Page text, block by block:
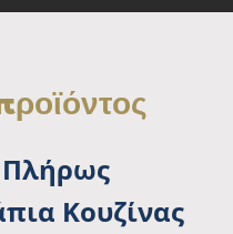
Πλήρως
Κουζίνας